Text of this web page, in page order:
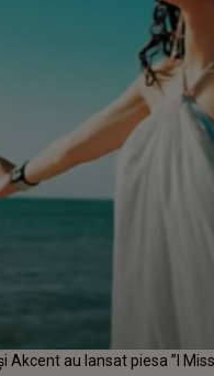
Akcent au lansat piesa ”I